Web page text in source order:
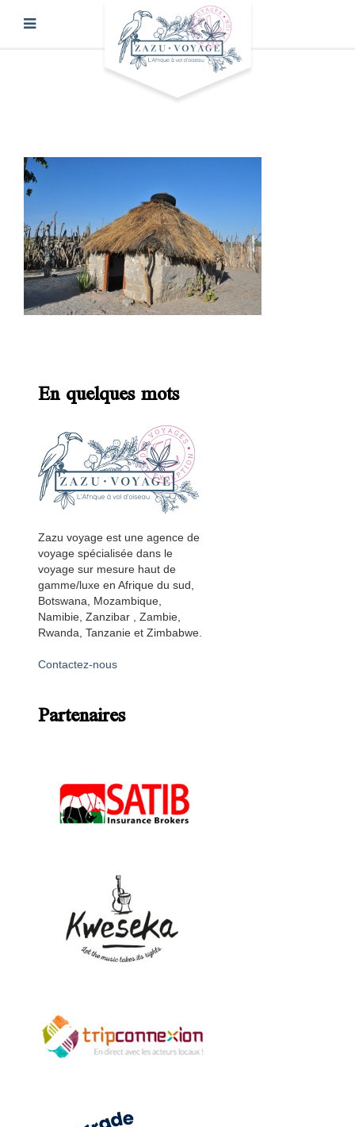
En quelques mots
Zazu voyage est une agence de
voyage spécialisée dans le
voyage sur mesure haut de
gamme/luxe en Afrique du sud,
Botswana, Mozambique,
Namibie, Zanzibar , Zambie,
Rwanda, Tanzanie et Zimbabwe.
Contactez-nous
Partenaires